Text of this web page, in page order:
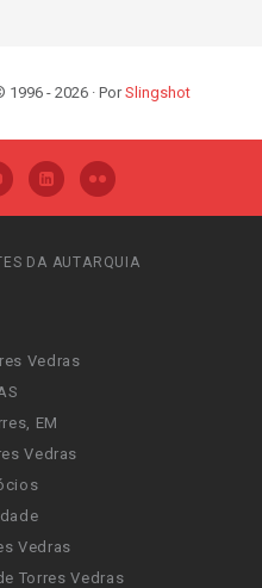
- 2026 · PorSlingshot
DA AUTARQUIA
Vedras
EM
Vedras
Vedras
Torres Vedras